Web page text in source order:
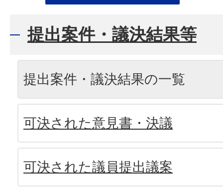
提出案件・議決結果等
提出案件・議決結果の一覧
可決された意見書・決議
可決された議員提出議案